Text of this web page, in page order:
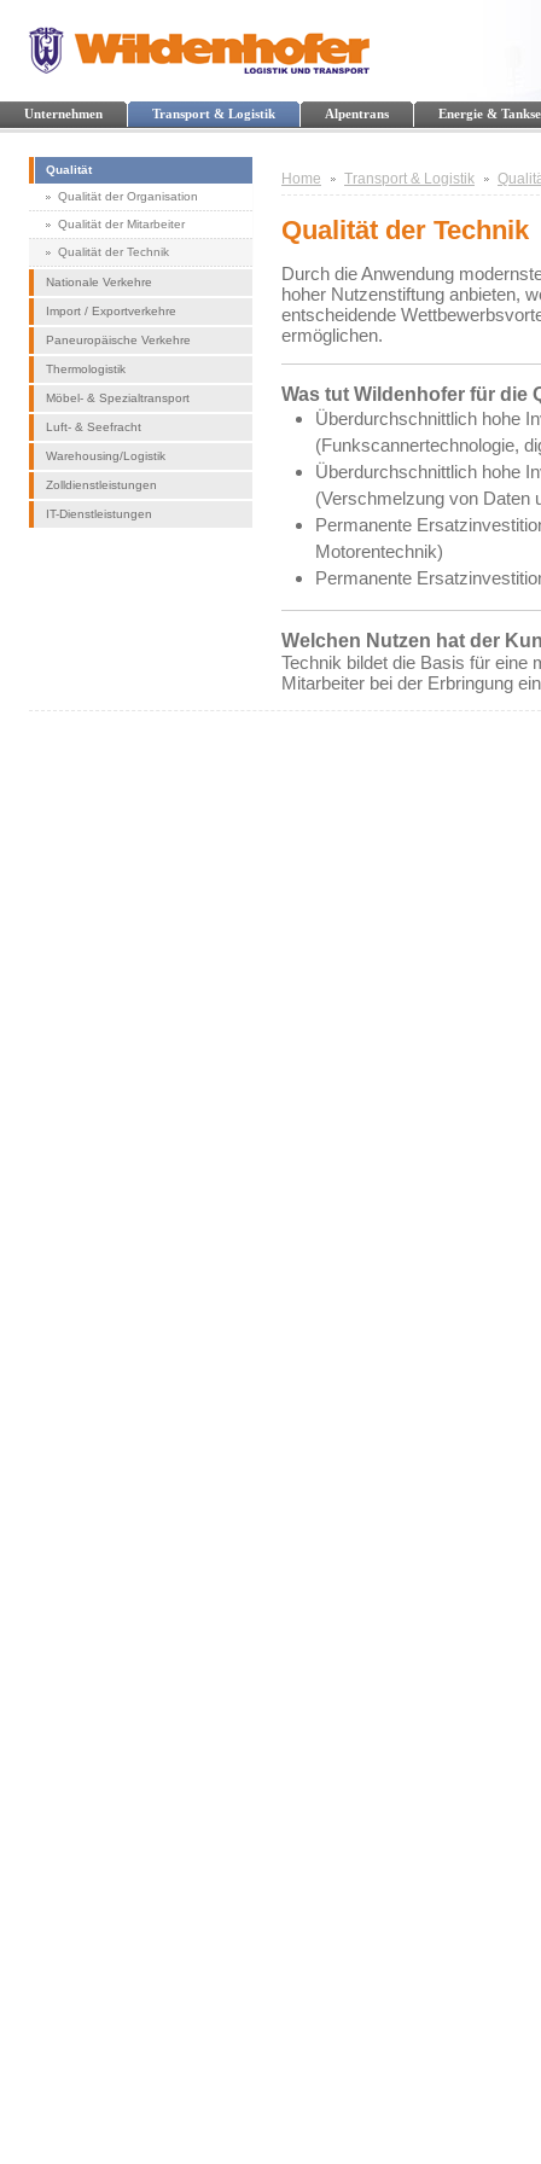
Unternehmen Transport & Logistik Alpentrans Energie &
Qualität
Qualität der Organisation
Qualität der Mitarbeiter
Qualität der Technik
Nationale Verkehre
Import / Exportverkehre
Paneuropäische Verkehre
Thermologistik
Möbel- & Spezialtransport
Luft- & Seefracht
Warehousing/Logistik
Zolldienstleistungen
IT-Dienstleistungen
Home Transport & Logistik
Qualität der Technik
Durch die Anwendung
hoher Nutzenstiftung anbieten,
entscheidende
ermöglichen.
Was tut Wildenhofer für die
Überdurchschnittlich hohe
(Funkscannertechnologie,
Überdurchschnittlich hohe
(Verschmelzung von Daten
Permanente
Motorentechnik)
Permanente
Welchen Nutzen hat der
Technik bildet die Basis für eine
Mitarbeiter bei der Erbringung